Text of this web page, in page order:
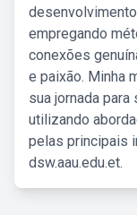
empregando
conexões
e paixão. Minha
sua jornada
utilizando
pelas principais
dsw.aau.edu.et.